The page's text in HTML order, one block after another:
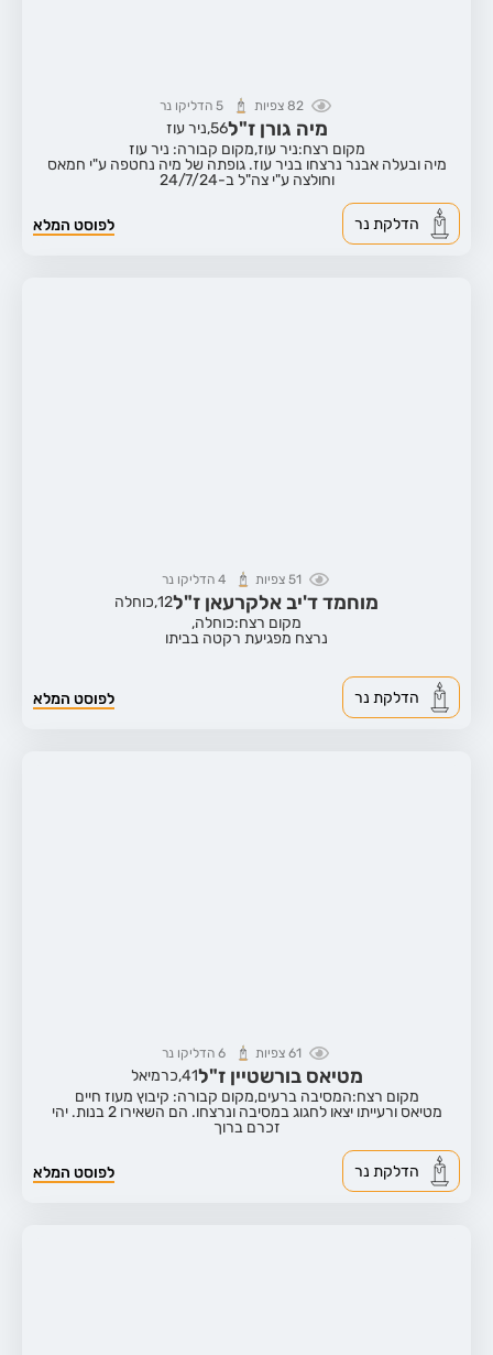
82 צפיות 5 הדליקו נר
מיה גורן ז"ל56, ניר עוז
מקום רצח:ניר עוז,מקום קבורה: ניר עוז
מיה ובעלה אבנר נרצחו בניר עוז. גופתה של מיה נחטפה ע"י חמאס
וחולצה ע"י צה"ל ב-24/7/24
לפוסט המלא הדלקת נר
51 צפיות 4 הדליקו נר
מוחמד ד'יב אלקרעאן ז"ל12, כוחלה
מקום רצח:כוחלה,
נרצח מפגיעת רקטה בביתו
לפוסט המלא הדלקת נר
61 צפיות 6 הדליקו נר
מטיאס בורשטיין ז"ל41, כרמיאל
מקום רצח:המסיבה ברעים,מקום קבורה: קיבוץ מעוז חיים
מטיאס ורעייתו יצאו לחגוג במסיבה ונרצחו. הם השאירו 2 בנות. יהי
זכרם ברוך
לפוסט המלא הדלקת נר